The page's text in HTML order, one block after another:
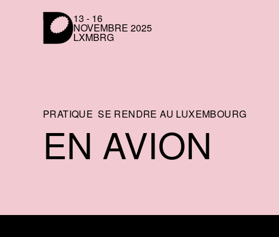
13 - 16
NOVEMBRE 2025
LXMBRG
PRATIQUE SE RENDRE AU LUXEMBOURG
EN AVION